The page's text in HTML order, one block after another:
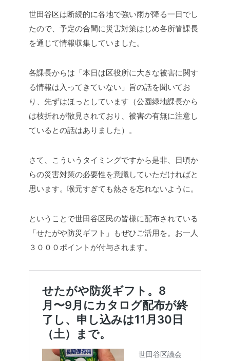
世田谷区は断続的に各地で強い雨が降る一日でし
たので、予定の合間に災害対策はじめ各所管課長
を通じて情報収集していました。
各課長からは「本日は区役所に大きな被害に関す
る情報は入ってきていない」旨の話を聞いてお
り、先ずはほっとしています（公園緑地課長から
は枝折れが散見されており、被害の有無に注意し
ているとの話はありました）。
さて、こういうタイミングですから是非、日頃か
らの災害対策の必要性を意識していただければと
思います。喉元すぎても熱さを忘れないように。
ということで世田谷区民の皆様に配布されている
「せたがや防災ギフト」もぜひご活用を。お一人
３０００ポイントが付与されます。